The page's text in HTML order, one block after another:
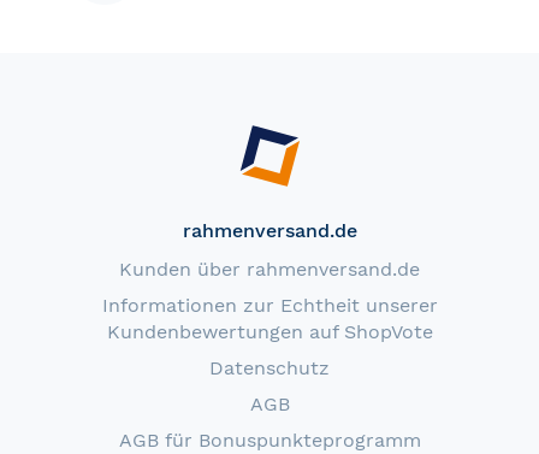
rahmenversand.de
Kunden über rahmenversand.de
Informationen zur Echtheit unserer
Kundenbewertungen auf ShopVote
Datenschutz
AGB
AGB für Bonuspunkteprogramm